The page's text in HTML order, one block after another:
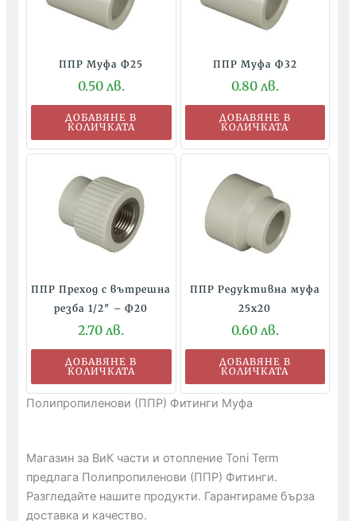
ППР Муфа Ф25
0.50 лв.
ДОБАВЯНЕ В
КОЛИЧКАТА
ППР Муфа Ф32
0.80 лв.
ДОБАВЯНЕ В
КОЛИЧКАТА
ППР Преход с вътрешна
резба 1/2″ – Ф20
2.70 лв.
ДОБАВЯНЕ В
КОЛИЧКАТА
ППР Рeдуктивна муфа
25х20
0.60 лв.
ДОБАВЯНЕ В
КОЛИЧКАТА
Полипропиленови (ППР) Фитинги Муфа
Магазин за ВиК части и отопление Toni Term
предлага Полипропиленови (ППР) Фитинги.
Разгледайте нашите продукти. Гарантираме бърза
доставка и качество.